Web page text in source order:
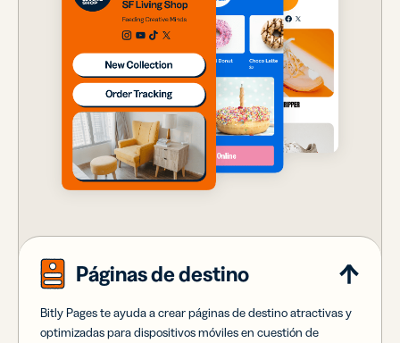
Páginas de destino
Bitly Pages te ayuda a crear páginas de destino atractivas y
optimizadas para dispositivos móviles en cuestión de